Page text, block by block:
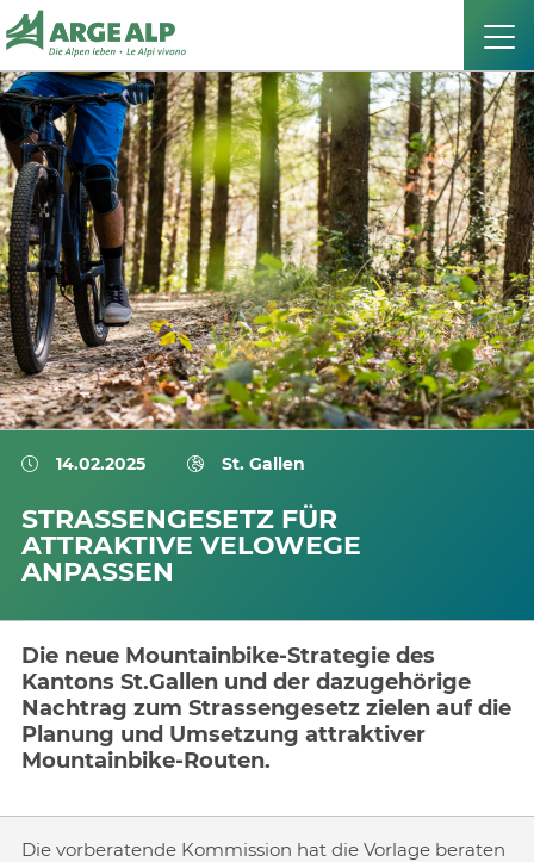
14.02.2025 St. Gallen
STRASSENGESETZ FÜR
ATTRAKTIVE VELOWEGE
ANPASSEN
Die neue Mountainbike-Strategie des
Kantons St.Gallen und der dazugehörige
Nachtrag zum Strassengesetz zielen auf die
Planung und Umsetzung attraktiver
Mountainbike-Routen.
Die vorberatende Kommission hat die Vorlage beraten